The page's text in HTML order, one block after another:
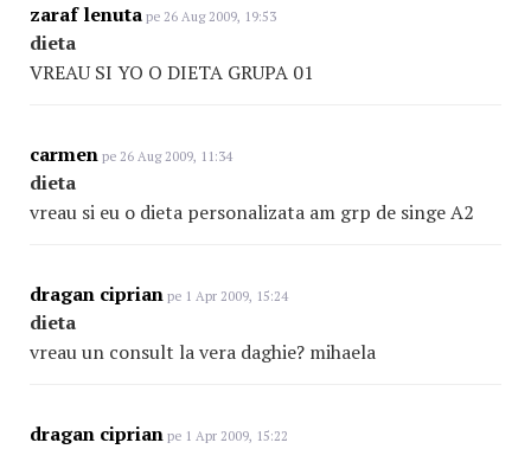
zaraf lenuta pe 26 Aug 2009, 19:53
dieta
VREAU SI YO O DIETA GRUPA 01
carmen pe 26 Aug 2009, 11:34
dieta
vreau si eu o dieta personalizata am grp de singe A2
dragan ciprian pe 1 Apr 2009, 15:24
dieta
vreau un consult la vera daghie? mihaela
dragan ciprian pe 1 Apr 2009, 15:22